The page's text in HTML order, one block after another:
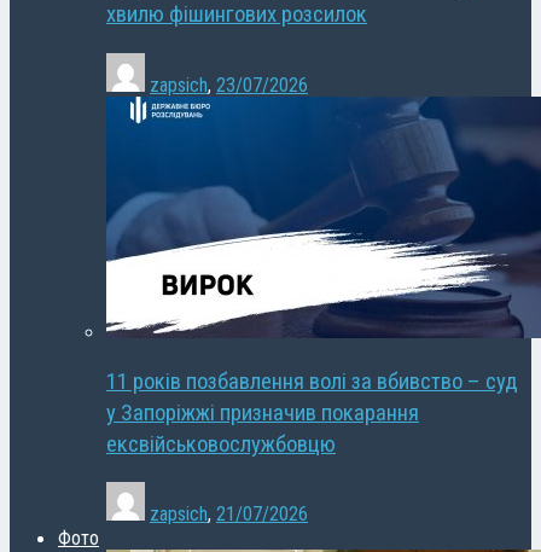
хвилю фішингових розсилок
zapsich, 23/07/2026
11 років позбавлення волі за вбивство – суд
у Запоріжжі призначив покарання
ексвійськовослужбовцю
zapsich, 21/07/2026
Фото